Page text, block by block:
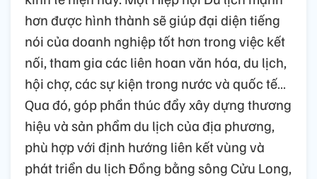
hơn được hình thành sẽ giúp đại diện tiếng
nói của doanh nghiệp tốt hơn trong việc kết
nối, tham gia các liên hoan văn hóa, du lịch,
hội chợ, các sự kiện trong nước và quốc tế…
Qua đó, góp phần thúc đẩy xây dựng thương
hiệu và sản phẩm du lịch của địa phương,
phù hợp với định hướng liên kết vùng và
phát triển du lịch Đồng bằng sông Cửu Long,